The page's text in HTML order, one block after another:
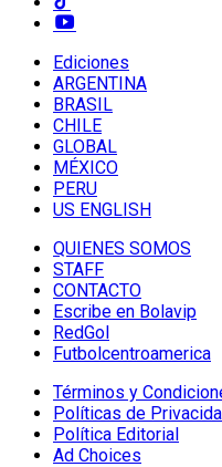
Ediciones
ARGENTINA
BRASIL
CHILE
GLOBAL
MÉXICO
PERU
US ENGLISH
QUIENES SOMOS
STAFF
CONTACTO
Escribe en Bolavip
RedGol
Futbolcentroamerica
Términos y
Políticas de
Política Editorial
Ad Choices